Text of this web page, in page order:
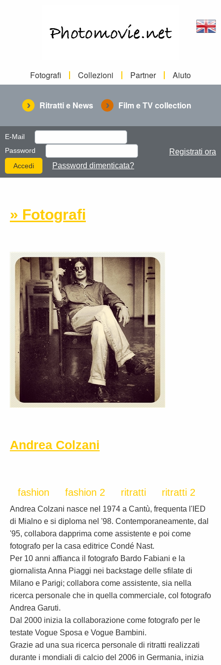
Fotografi Collezioni Partner Aiuto
Ritratti e News Film e TV collection
E-Mail
Password
Password dimenticata?
Registrati ora
» Fotografi
Andrea Colzani
fashion fashion 2 ritratti ritratti 2
Andrea Colzani nasce nel 1974 a Cantù, frequenta l'IED
di Mialno e si diploma nel '98. Contemporaneamente, dal
'95, collabora dapprima come assistente e poi come
fotografo per la casa editrice Condé Nast.
Per 10 anni affianca il fotografo Bardo Fabiani e la
giornalista Anna Piaggi nei backstage delle sfilate di
Milano e Parigi; collabora come assistente, sia nella
ricerca personale che in quella commerciale, col fotografo
Andrea Garuti.
Dal 2000 inizia la collaborazione come fotografo per le
testate Vogue Sposa e Vogue Bambini.
Grazie ad una sua ricerca personale di ritratti realizzati
durante i mondiali di calcio del 2006 in Germania, inizia